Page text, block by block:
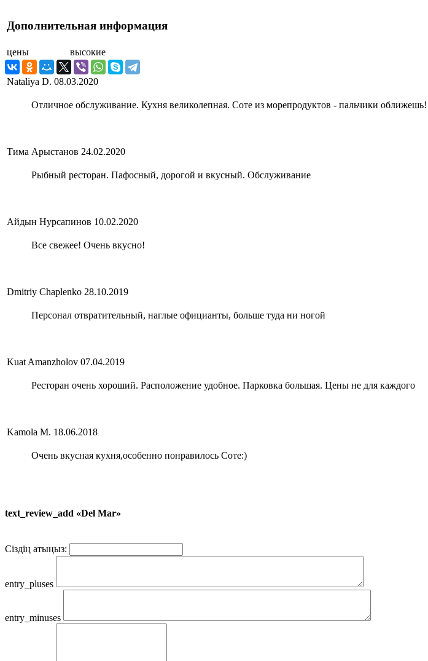
Дополнительная информация
цены высокие
Nataliya D. 08.03.2020
Отличное обслуживание. Кухня великолепная. Соте из морепродуктов - пальчики
Тима Арыстанов 24.02.2020
Рыбный ресторан. Пафосный, дорогой и вкусный. Обслуживание
Айдын Нурсапинов 10.02.2020
Все свежее! Очень вкусно!
Dmitriy Chaplenko 28.10.2019
Персонал отвратительный, наглые официанты, больше туда ни ногой
Kuat Amanzholov 07.04.2019
Ресторан очень хороший. Расположение удобное. Парковка большая. Цены не для каждого
Kamola M. 18.06.2018
Очень вкусная кухня,особенно понравилось Соте:)
text_review_add «Del Mar»
Сіздің атыңыз:
entry_pluses
entry_minuses